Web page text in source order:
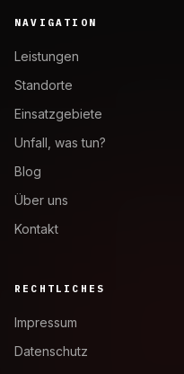
NAVIGATION
Leistungen
Standorte
Einsatzgebiete
Unfall, was tun?
Blog
Über uns
Kontakt
RECHTLICHES
Impressum
Datenschutz